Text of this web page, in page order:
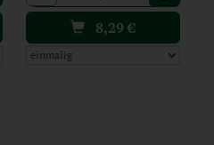
8,29€